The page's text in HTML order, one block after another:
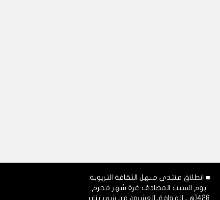
■ انطلاق منتدى منهل الثقافة التربوية:
يوم السبت المصادف غرة شهر محرم
1428هـ، الموافق العشرون من شهر يناير